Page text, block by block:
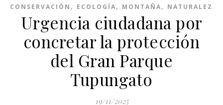
CONSERVACIÓN , ECOLOGÍA, MONTAÑA, NATURALEZA
Urgencia ciudadana por
concretar la protección
del Gran Parque
Tupungato
19/11/2025